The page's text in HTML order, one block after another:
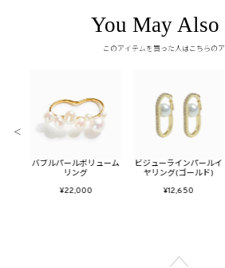
You May
このアイテムを買った人はこちらの
バブルパールボリューム
リング
¥22,000
ビジューラインパールイ
ヤリング(ゴールド)
¥12,650
＜